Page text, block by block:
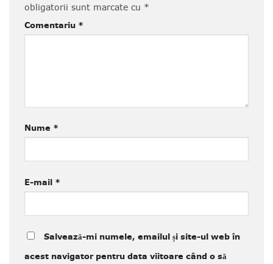
obligatorii sunt marcate cu *
Comentariu *
Nume *
E-mail *
Salvează-mi numele, emailul și site-ul web în
acest navigator pentru data viitoare când o să